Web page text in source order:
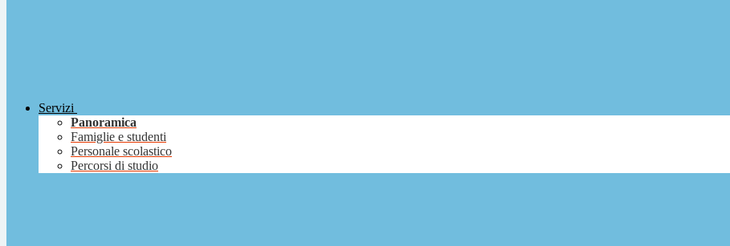
Servizi
Panoramica
Famiglie e studenti
Personale scolastico
Percorsi di studio